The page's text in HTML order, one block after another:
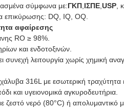
σύμφωνα με:ΓΚΠ ΙΣΠΕ USP ,
επικύρωσης: DQ, IQ, OQ.
αφαίρεσης
RO ≥ 98%.
και ενδοτοξινών.
συνεχή λειτουργία χωρίς χημική
316L με εσωτερική τραχύτητα
και υγειονομικά αγκυροδευτήρια.
ζεστό νερό (80°C) ή απολυμαντικό